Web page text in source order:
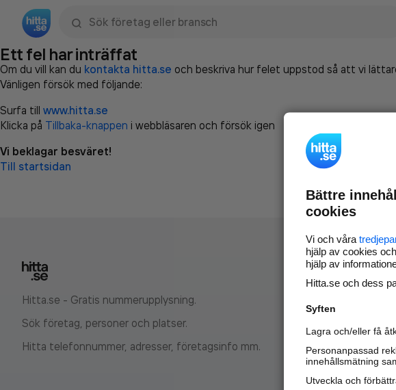
Ett fel har inträffat
Om du vill kan du kontakta hitta.se och beskriva hur felet uppstod så att vi
Vänligen försök med följande:
Surfa till www.hitta.se
Klicka på Tillbaka-knappen i webbläsaren och försök igen
Vi beklagar besväret!
Till startsidan
Hitta.se - Gratis nummerupplysning.
Sök företag, personer och platser.
Hitta telefonnummer, adresser, företagsinfo mm.
Bättre
cookies
Vi och våra
hjälp av cookies
hjälp av
Hitta.se och dess
Syften
Lagra och/eller få
Personanpassad
innehållsmätning
Utveckla och